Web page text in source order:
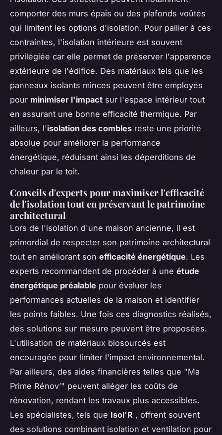
comporter des murs épais ou des plafonds voûtés
qui limitent les options d'isolation. Pour pallier à ces
contraintes, l'isolation intérieure est souvent
privilégiée car elle permet de préserver l'apparence
extérieure de l'édifice. Des matériaux tels que les
panneaux isolants minces peuvent être employés
pour minimiser l'impact sur l'espace intérieur tout
en assurant une bonne efficacité thermique. Par
ailleurs, l'isolation des combles reste une priorité
absolue pour améliorer la performance
énergétique, réduisant ainsi les déperditions de
chaleur par le toit.
Conseils d'experts pour maximiser l'efficacité
de l'isolation tout en préservant le patrimoine
architectural
Lors de l'isolation d'une maison ancienne, il est
primordial de respecter son patrimoine architectural
tout en améliorant son efficacité énergétique. Les
experts recommandent de procéder à une étude
énergétique préalable pour évaluer les
performances actuelles de la maison et identifier
les points faibles. Une fois ces diagnostics réalisés,
des solutions sur mesure peuvent être proposées.
L'utilisation de matériaux biosourcés est
encouragée pour limiter l'impact environnemental.
Par ailleurs, des aides financières telles que "Ma
Prime Rénov’" peuvent alléger les coûts de
rénovation, rendant les travaux plus accessibles.
Les spécialistes, tels que Isol'R , offrent souvent
des solutions combinant isolation et ventilation pour